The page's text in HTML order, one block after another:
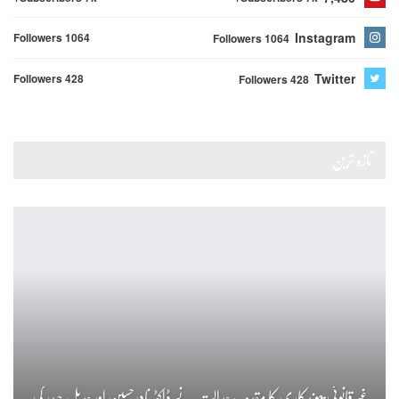
Instagram
Followers 1064
Followers 1064
Twitter
Followers 428
Followers 428